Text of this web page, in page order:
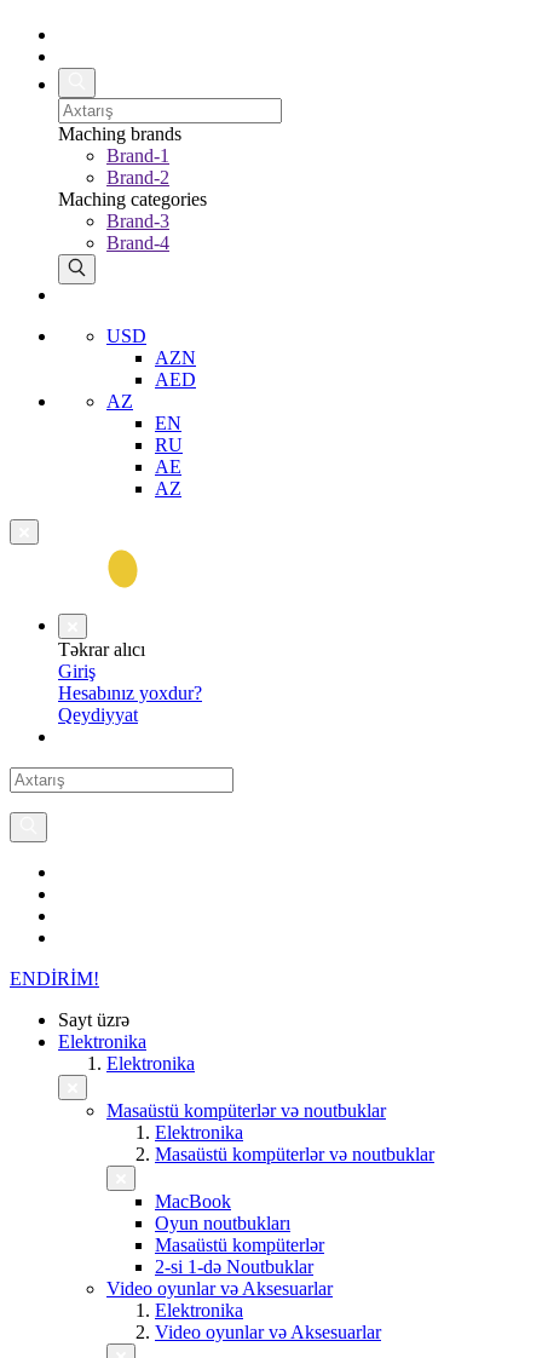
Maching brands
Brand-1
Brand-2
Maching categories
Brand-3
Brand-4
USD
AZN
AED
AZ
EN
RU
AE
AZ
Təkrar alıcı
Giriş
Hesabınız yoxdur?
Qeydiyyat
ENDİRİM!
Sayt üzrə
Elektronika
Elektronika
Masaüstü kompüterlər və noutbuklar
Elektronika
Masaüstü kompüterlər və noutbuklar
MacBook
Oyun noutbukları
Masaüstü kompüterlər
2-si 1-də Noutbuklar
Video oyunlar və Aksesuarlar
Elektronika
Video oyunlar və Aksesuarlar